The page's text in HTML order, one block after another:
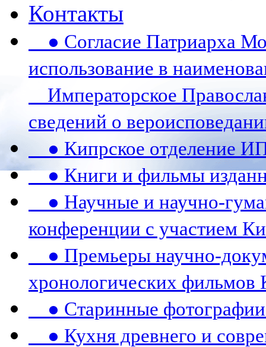
Контакты
● Согласие Патриарха
использование в
Императорское
сведений о
● Кипрское отделение
● Книги и фильмы
● Научные и научно-
конференции c участием
● Премьеры научно-
хронологических
● Старинные
● Кухня древнего и